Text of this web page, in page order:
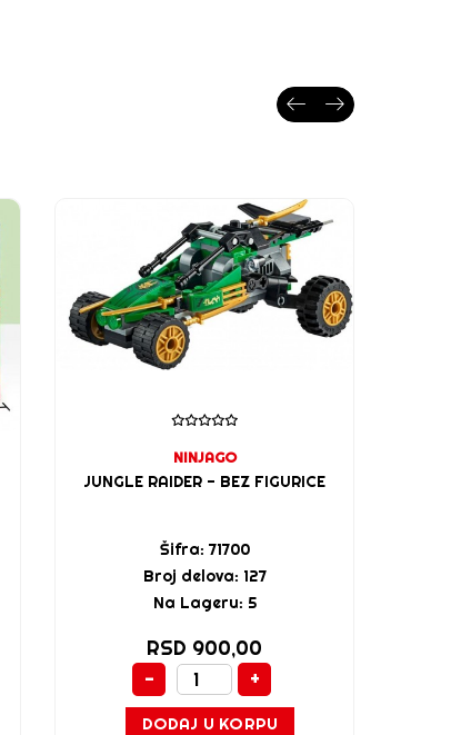
NINJAGO
JUNGLE RAIDER - BEZ FIGURICE
Šifra: 71700
Broj delova: 127
Na Lageru: 5
RSD 900,00
-
+
DODAJ U KORPU